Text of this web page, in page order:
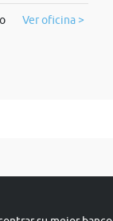
Ver oficina >